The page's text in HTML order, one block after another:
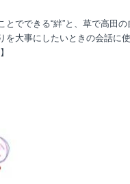
でできる“絆”と、草で高田
を大事にしたいときの会話に